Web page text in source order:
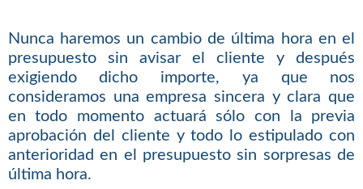
Nunca haremos un cambio de última hora en el
presupuesto sin avisar el cliente y después
exigiendo dicho importe, ya que nos
consideramos una empresa sincera y clara que
en todo momento actuará sólo con la previa
aprobación del cliente y todo lo estipulado con
anterioridad en el presupuesto sin sorpresas de
última hora.